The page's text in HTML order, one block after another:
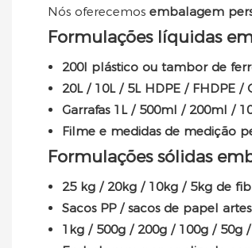
Nós oferecemos embalagem
Formulações líquidas
200l plástico ou tambor de
20L / 10L / 5L HDPE / FHDPE /
Garrafas 1L / 500ml / 200ml /
Filme e medidas de medição
Formulações sólidas
25 kg / 20kg / 10kg / 5kg de
Sacos PP / sacos de papel
1kg / 500g / 200g / 100g / 50g